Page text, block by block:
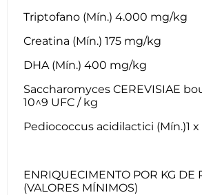
Triptofano (Mín.) 4.000 mg/kg
Creatina (Mín.) 175 mg/kg
DHA (Mín.) 400 mg/kg
Saccharomyces CEREVISIAE
10^9 UFC / kg
Pediococcus acidilactici (Mín.)1 x
ENRIQUECIMENTO POR KG DE
(VALORES MÍNIMOS)